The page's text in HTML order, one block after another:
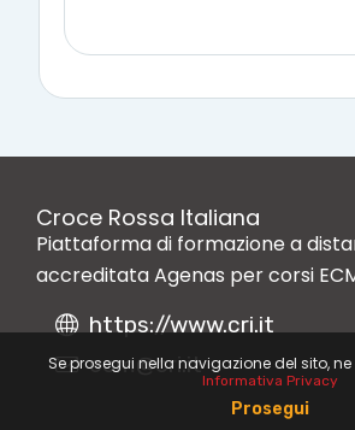
Croce Rossa Italiana
Piattaforma di formazione a
accreditata Agenas per corsi
https://www.cri.it
ecm@cri.it
Se prosegui nella navigazione del sito,
Informativa Privacy
Prosegui